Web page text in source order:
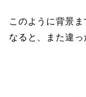
このように背景
なると、また違っ